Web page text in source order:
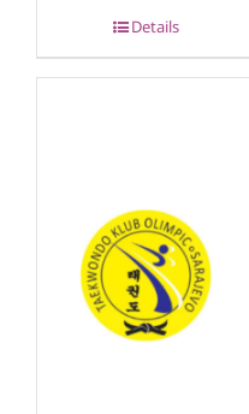
Details